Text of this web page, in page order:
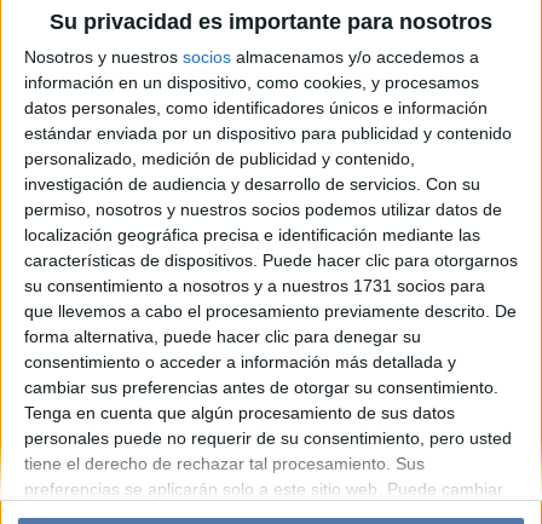
Su privacidad es importante para nosotros
Nosotros y nuestros socios almacenamos y/o accedemos a
información en un dispositivo, como cookies, y procesamos
datos personales, como identificadores únicos e información
estándar enviada por un dispositivo para publicidad y contenido
personalizado, medición de publicidad y contenido,
investigación de audiencia y desarrollo de servicios. Con su
permiso, nosotros y nuestros socios podemos utilizar datos de
localización geográfica precisa e identificación mediante las
características de dispositivos. Puede hacer clic para otorgarnos
su consentimiento a nosotros y a nuestros 1731 socios para
que llevemos a cabo el procesamiento previamente descrito. De
forma alternativa, puede hacer clic para denegar su
consentimiento o acceder a información más detallada y
cambiar sus preferencias antes de otorgar su consentimiento.
Tenga en cuenta que algún procesamiento de sus datos
personales puede no requerir de su consentimiento, pero usted
tiene el derecho de rechazar tal procesamiento. Sus
preferencias se aplicarán solo a este sitio web. Puede cambiar
sus preferencias o retirar su consentimiento en cualquier
Las mejores fotos del desfile
de Panni Margot que
deslumbra en New York
Fashion Week
Espacio Publicitario
Diario Perfil Caras Noticias
Fortuna
Hombre
Weekend Parabrisas
Supercampo